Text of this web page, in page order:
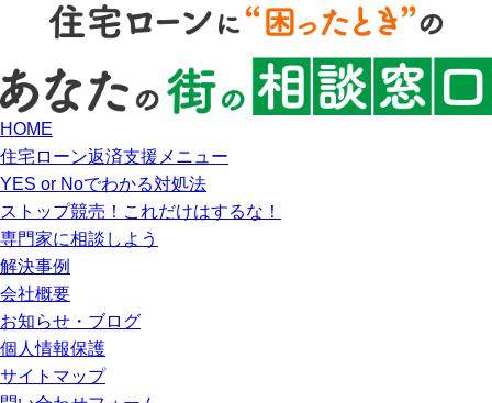
HOME
住宅ローン返済支援メニュー
YES or Noでわかる対処法
ストップ競売！これだけはするな！
専門家に相談しよう
解決事例
会社概要
お知らせ・ブログ
個人情報保護
サイトマップ